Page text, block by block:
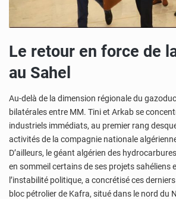
Le retour en force de
au Sahel
Au-delà de la dimension régionale du
bilatérales entre MM. Tini et Arkab se
industriels immédiats, au premier rang
activités de la compagnie nationale
D’ailleurs, le géant algérien des
en sommeil certains de ses projets sahéliens
l’instabilité politique, a concrétisé ces
bloc pétrolier de Kafra, situé dans le nord du